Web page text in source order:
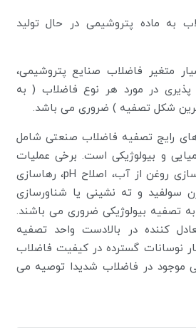
به ماده پتروشیمی در حال تولید
متغیر فاضلاب صنایع پتروشیمی،
پذیری در مورد هر نوع فاضلاب ( به
شکل تصفیه ) ضروری می باشد.
رایج تصفیه فاضلاب صنعتی شامل
و بیولوژیکی است. برخی عملیات
پیش تصفیه نظیر جداسازی روغن از آب، اصلاح pH، رهاسازی
سولفید و ته نشینی یا شناورسازی
تصفیه بیولوژیکی ضروری می باشند.
کننده در بالادست واحد تصفیه
نوسانات گسترده در کیفیت فاضلاب
موجود در فاضلاب شدیدا توصیه می